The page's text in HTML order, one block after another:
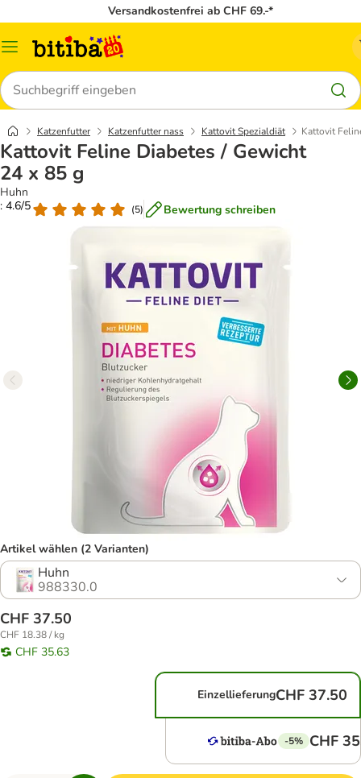
Versandkostenfrei ab CHF 69.-*
Menü
Suchen
Katzenfutter Katzenfutter nass Kattovit Spezialdiät Kattovit
Kattovit Feline Diabetes / Gewicht
24 x 85 g
Huhn
: 4.6/5
(5) Bewertung schreiben
Artikel wählen (2 Varianten)
Huhn
988330.0
CHF 37.50
CHF 18.38 / kg
CHF 35.63
EinzellieferungCHF 37.50
-5% CHF